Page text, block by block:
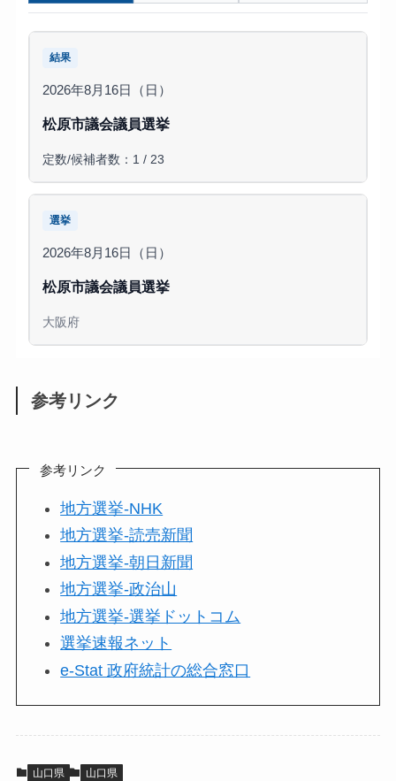
結果
2026年8月16日（日）
松原市議会議員選挙
定数/候補者数：1 / 23
選挙
2026年8月16日（日）
松原市議会議員選挙
大阪府
参考リンク
参考リンク
地方選挙-NHK
地方選挙-読売新聞
地方選挙-朝日新聞
地方選挙-政治山
地方選挙-選挙ドットコム
選挙速報ネット
e-Stat 政府統計の総合窓口
山口県 山口県